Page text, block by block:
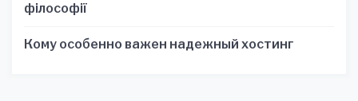
філософії
Кому особенно важен надежный хостинг